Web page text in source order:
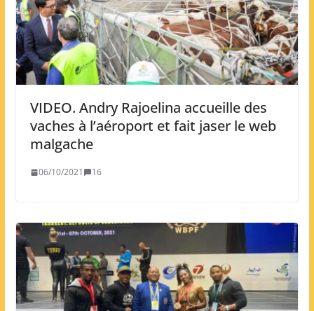
VIDEO. Andry Rajoelina accueille des
vaches à l’aéroport et fait jaser le web
malgache
06/10/2021 16